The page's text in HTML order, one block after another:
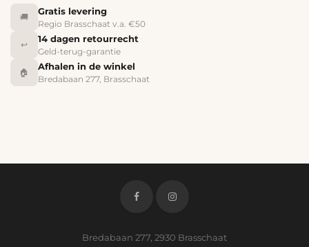
🚚
Gratis levering
Regio Brasschaat v.a. €50
↩️
14 dagen retourrecht
Geld-terug-garantie
🏠
Afhalen in de winkel
Bredabaan 277, Brasschaat
Bredabaan 277, 2930 Brasschaat